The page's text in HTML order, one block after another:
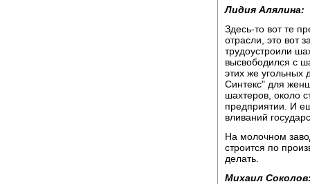
Лидия Алялина:
Здесь-то вот те
отрасли, это вот
трудоустроили
высвободился с
этих же угольных
Синтекс" для
шахтеров, около
предприятии. И
вливаний
На молочном
строится по
делать.
Михаил